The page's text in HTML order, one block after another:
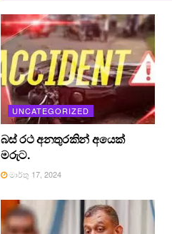
UNCATEGORIZED
බස් රථ අනතුරකින් අයෙක්
මරුට.
මාර්තු 17, 2024